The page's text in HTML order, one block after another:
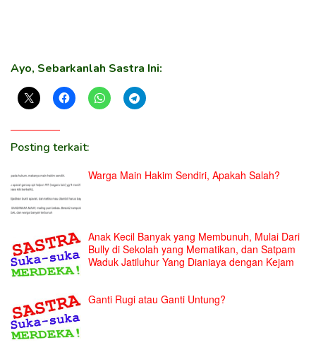
Ayo, Sebarkanlah Sastra Ini:
Posting terkait:
Warga Main Hakim Sendiri, Apakah Salah?
Anak Kecil Banyak yang Membunuh, Mulai Dari
Bully di Sekolah yang Mematikan, dan Satpam
Waduk Jatiluhur Yang Dianiaya dengan Kejam
Ganti Rugi atau Ganti Untung?